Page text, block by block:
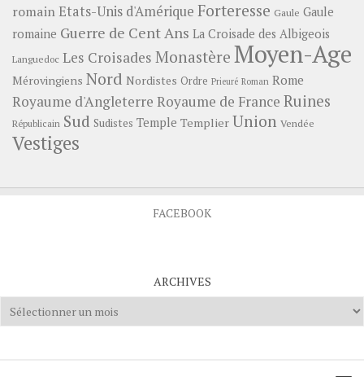
romainEtats-Unis d'Amérique Forteresse Gaule Gaule
romaine Guerre de Cent Ans La Croisade des Albigeois
Languedoc Les Croisades Monastère Moyen-Age
Mérovingiens Nord Nordistes Ordre Prieuré Roman Rome
Royaume d'Angleterre Royaume de France Ruines
Républicain Sud Sudistes Temple Templier Union Vendée
Vestiges
FACEBOOK
ARCHIVES
Archives